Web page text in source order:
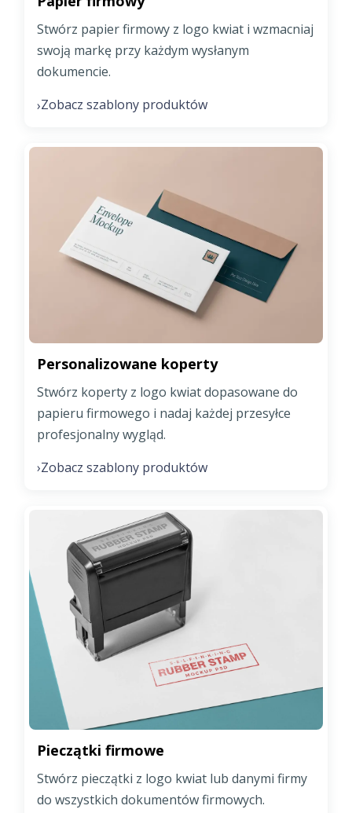
Stwórz papier firmowy z logo kwiat i wzmacniaj
swoją markę przy każdym wysłanym
dokumencie.
›Zobacz szablony produktów
Personalizowane koperty
Stwórz koperty z logo kwiat dopasowane do
papieru firmowego i nadaj każdej przesyłce
profesjonalny wygląd.
›Zobacz szablony produktów
Pieczątki firmowe
Stwórz pieczątki z logo kwiat lub danymi firmy
do wszystkich dokumentów firmowych.